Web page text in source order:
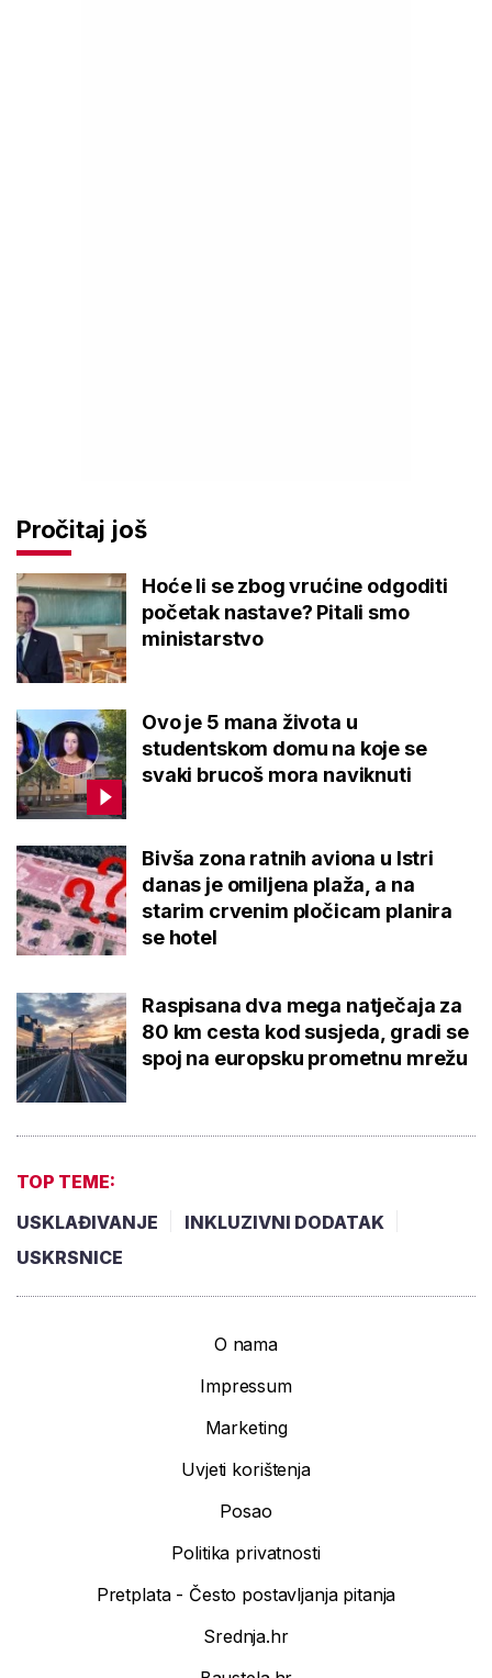
Pročitaj još
Hoće li se zbog vrućine odgoditi
početak nastave? Pitali smo
ministarstvo
Ovo je 5 mana života u
studentskom domu na koje se
svaki brucoš mora naviknuti
Bivša zona ratnih aviona u Istri
danas je omiljena plaža, a na
starim crvenim pločicam planira
se hotel
Raspisana dva mega natječaja za
80 km cesta kod susjeda, gradi se
spoj na europsku prometnu mrežu
TOP TEME:
USKLAĐIVANJE
INKLUZIVNI DODATAK
USKRSNICE
O nama
Impressum
Marketing
Uvjeti korištenja
Posao
Politika privatnosti
Pretplata - Često postavljanja pitanja
Srednja.hr